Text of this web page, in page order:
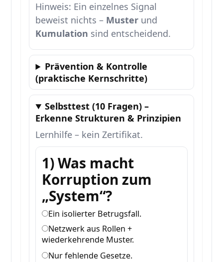
Hinweis: Ein einzelnes Signal
beweist nichts – Muster und
Kumulation sind entscheidend.
Prävention & Kontrolle
(praktische Kernschritte)
Selbsttest (10 Fragen) –
Erkenne Strukturen & Prinzipien
Lernhilfe – kein Zertifikat.
1) Was macht
Korruption zum
„System“?
Ein isolierter Betrugsfall.
Netzwerk aus Rollen +
wiederkehrende Muster.
Nur fehlende Gesetze.